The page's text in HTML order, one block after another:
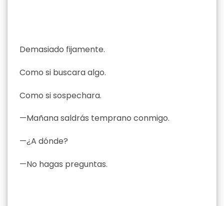
Demasiado fijamente.
Como si buscara algo.
Como si sospechara.
—Mañana saldrás temprano conmigo.
—¿A dónde?
—No hagas preguntas.